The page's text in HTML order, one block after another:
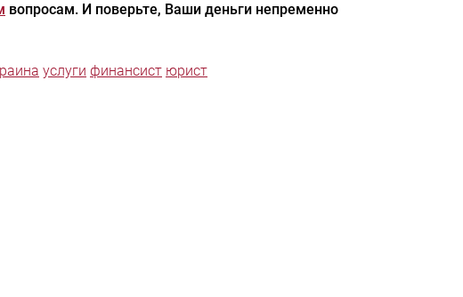
вопросам. И поверьте, Ваши деньги непременно
услуги финансист юрист